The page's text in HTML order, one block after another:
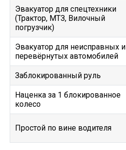
Эвакуатор для спецтехники
(Трактор, МТЗ, Вилочный
погрузчик)
Эвакуатор для неисправных и
перевёрнутых автомобилей
Заблокированный руль
Наценка за 1 блокированное
колесо
Простой по вине водителя